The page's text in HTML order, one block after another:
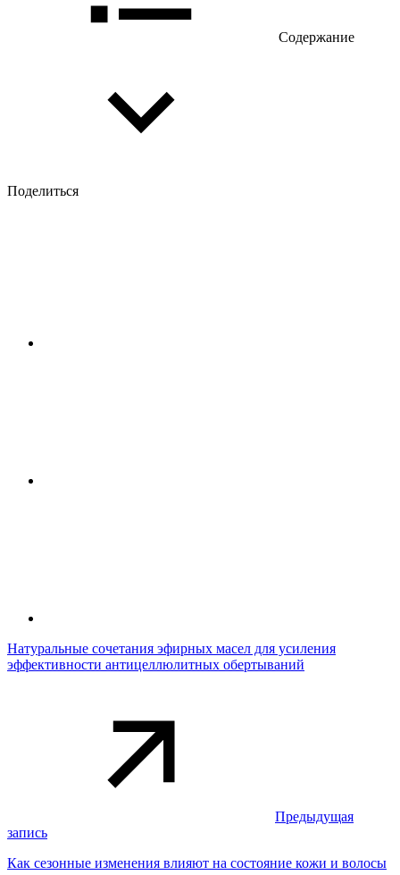
Содержание
Поделиться
Натуральные сочетания эфирных масел для усиления
эффективности антицеллюлитных обертываний
Предыдущая
запись
Как сезонные изменения влияют на состояние кожи и волосы